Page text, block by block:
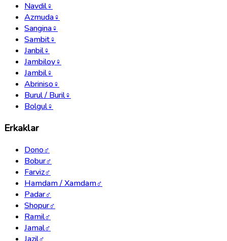
Navdil♀
Azmuda♀
Sangina♀
Sambit♀
Janbil♀
Jambiloy♀
Jambil♀
Abriniso♀
Burul / Buril♀
Bolgul♀
Erkaklar
Dono♂
Bobur♂
Farviz♂
Hamdam / Xamdam♂
Padar♂
Shopur♂
Ramil♂
Jamal♂